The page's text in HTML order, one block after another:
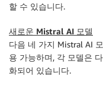
할 수 있습니다.
새로운 Mistral AI 모델
다음 네 가지 Mistral AI
용 가능하며, 각 모델은
화되어 있습니다.